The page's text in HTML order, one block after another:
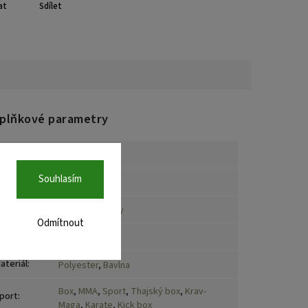
Odmítnout
Souhlasím
Sdílet
parametry
Černá/zlatá
Ženy
: Polyester, Bavlna
: Box, MMA, Sport, Thajský box, Krav-